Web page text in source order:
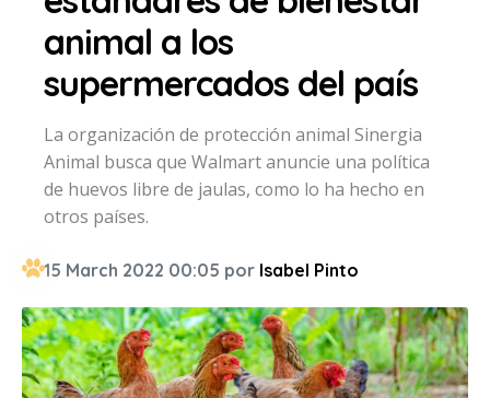
animal a los
supermercados del país
La organización de protección animal Sinergia
Animal busca que Walmart anuncie una política
de huevos libre de jaulas, como lo ha hecho en
otros países.
15 March 2022 00:05 por Isabel Pinto